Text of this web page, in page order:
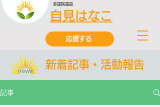
自見はなこ
参議院議員
応援する
新着記事・活動報告
記事